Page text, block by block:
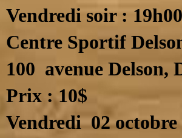
Vendredi soir :
Centre Sportif
100 avenue Delson,
Prix : 10$
Vendredi 02 octobre